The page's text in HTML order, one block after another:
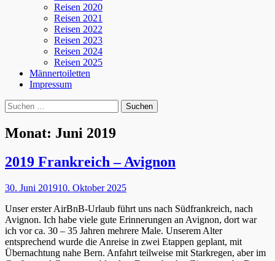
Reisen 2020
Reisen 2021
Reisen 2022
Reisen 2023
Reisen 2024
Reisen 2025
Männertoiletten
Impressum
Suchen
Suche
nach:
Monat: Juni 2019
2019 Frankreich – Avignon
Posted
30. Juni 201910. Oktober 2025
Unser erster AirBnB-Urlaub führt uns nach Südfrankreich, nach
Avignon. Ich habe viele gute Erinnerungen an Avignon, dort war
ich vor ca. 30 – 35 Jahren mehrere Male. Unserem Alter
entsprechend wurde die Anreise in zwei Etappen geplant, mit
Übernachtung nahe Bern. Anfahrt teilweise mit Starkregen, aber im